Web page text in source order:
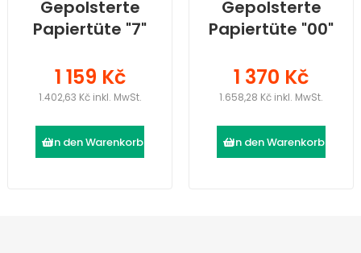
Gepolsterte
Papiertüte "7"
St.
1 159 Kč
1.402,63 Kč inkl. MwSt.
In den Warenkorb
Gepolsterte
Papiertüte "00"
St.
1 370 Kč
1.658,28 Kč inkl. MwSt.
In den Warenkorb